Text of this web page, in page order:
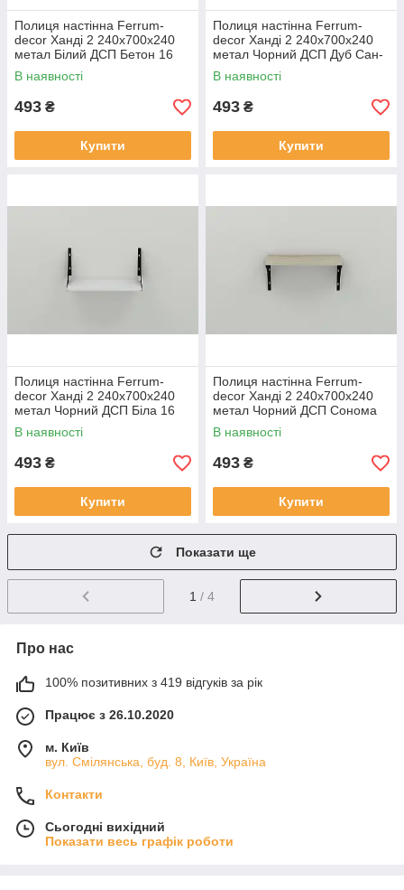
Полиця настінна Ferrum-
decor Ханді 2 240x700x240
метал Білий ДСП Бетон 16
мм (XND0056)
В наявності
493 ₴
Купити
Полиця настінна Ferrum-
decor Ханді 2 240x700x240
метал Чорний ДСП Дуб Сан-
Маріно 16 мм (XND0044)
В наявності
493 ₴
Купити
Полиця настінна Ferrum-
decor Ханді 2 240x700x240
метал Чорний ДСП Біла 16
мм (XND0043)
В наявності
493 ₴
Купити
Полиця настінна Ferrum-
decor Ханді 2 240x700x240
метал Чорний ДСП Сонома
16 мм (XND0046)
В наявності
493 ₴
Купити
Показати ще
1 / 4
Про нас
100% позитивних з 419 відгуків за рік
Працює з 26.10.2020
м. Київ
вул. Смілянська, буд. 8, Київ, Україна
Контакти
Сьогодні вихідний
Показати весь графік роботи